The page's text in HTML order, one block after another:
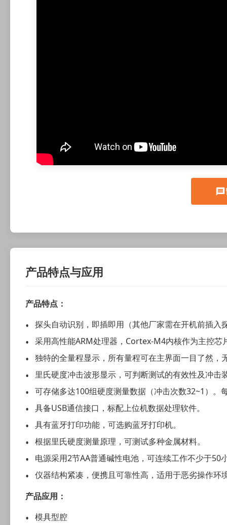
产品特点与应用
产品特点：
探头自动识别，即插即用（其他厂家需在开机前插入
采用高性能ARM处理器，Cortex-M4内核作为主控芯
独特的全量程显示，所有量程可在主界面一目了然，
里氏硬度冲击波形显示，可判断测试的有效性及冲
可存储多达100组硬度测量数据（冲击次数32~1）
具备USB通信接口，标配上位机数据处理软件。
具有蓝牙打印功能，可选购蓝牙打印机。
根据里氏硬度测量原理，可测试多种金属材料。
电源采用2节AA普通碱性电池，可连续工作不少于
仪器结构紧凑，便携且可靠性高，适用于恶劣操作环
产品应用：
模具型腔